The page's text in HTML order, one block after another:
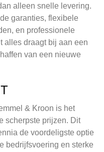
alleen snelle levering.
garanties, flexibele
en professionele
alles draagt bij aan een
van een nieuwe
& Kroon is het
scherpste prijzen. Dit
de voordeligste optie
bedrijfsvoering en sterke